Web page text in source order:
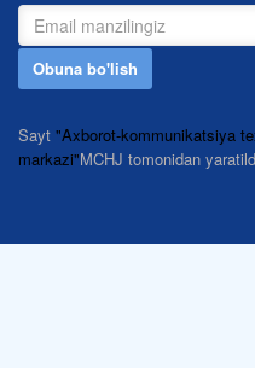
Obuna bo'lish
Sayt "Axborot-kommunikatsiya
markazi"MCHJ tomonidan